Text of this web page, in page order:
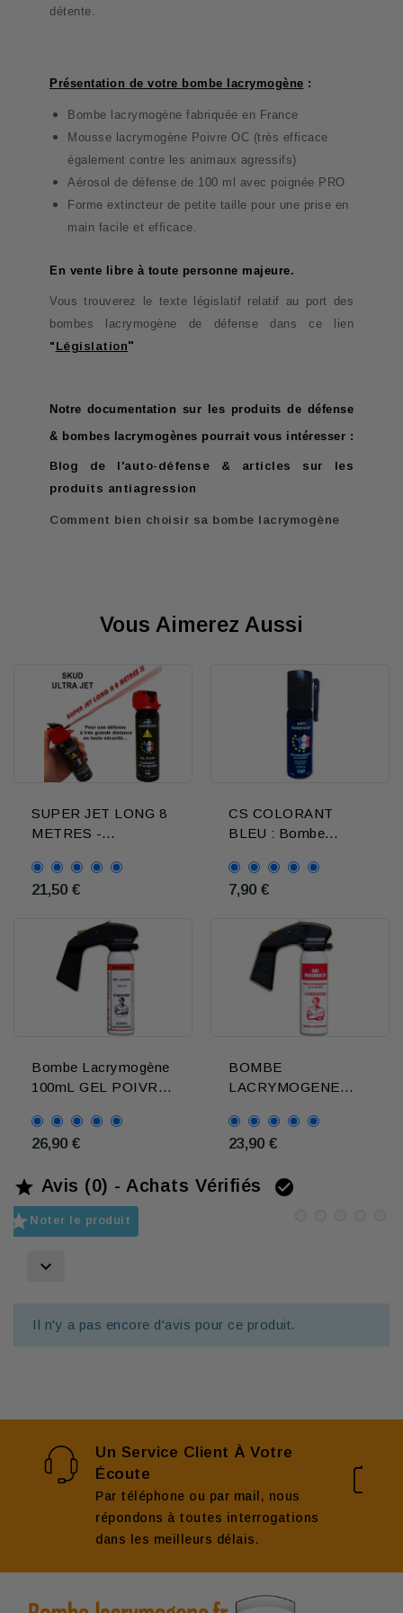
détente.
Présentation de votre bombe lacrymogène :
Bombe lacrymogène fabriquée en France
Mousse lacrymogène Poivre OC (très efficace
également contre les animaux agressifs)
Aérosol de défense de 100 ml avec poignée PRO
Forme extincteur de petite taille pour une prise en
main facile et efficace.
En vente libre à toute personne majeure.
Vous trouverez le texte législatif relatif au port des
bombes lacrymogène de défense dans ce lien
" Législation"
Notre documentation sur les produits de défense
& bombes lacrymogènes pourrait vous intéresser :
Blog de l'auto-défense & articles sur les
produits antiagression
Comment bien choisir sa bombe lacrymogène
Vous Aimerez Aussi
SUPER JET LONG 8
METRES -
100mL
21,50 €
CS COLORANT
BLEU : Bombe
7,90 €
Bombe Lacrymogène
100mL GEL POIVRE
26,90 €
BOMBE
LACRYMOGENE
Protecteur - 100ml
poignée extincteur
23,90 €
 Avis (0) - Achats Vérifiés

 Noter le produit

Il n'y a pas encore d'avis pour ce produit.
Un Service Client À Votre
Écoute
Par téléphone ou par mail, nous
répondons à toutes interrogations
dans les meilleurs délais.